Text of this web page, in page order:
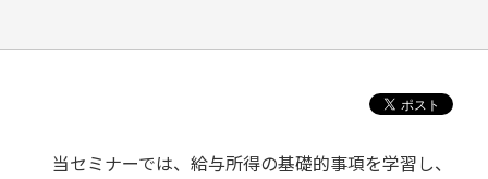
当セミナーでは、給与所得の基礎的事項を学習し、